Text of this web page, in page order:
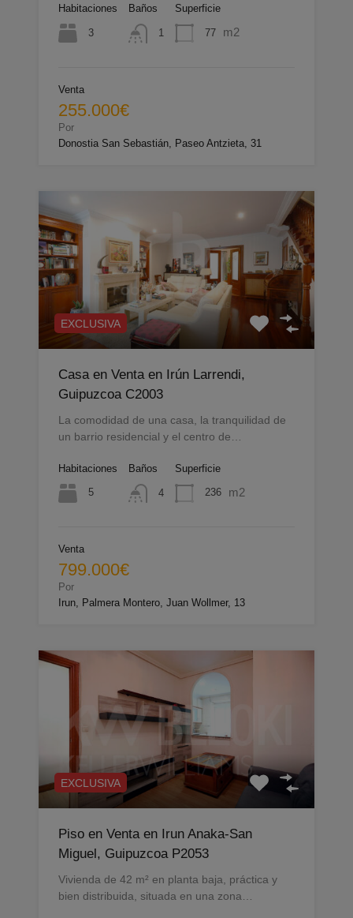
Habitaciones
3
Baños
1
Superficie
77 m2
Venta
255.000€
Por
Donostia San Sebastián, Paseo Antzieta, 31
EXCLUSIVA
Casa en Venta en Irún Larrendi,
Guipuzcoa C2003
La comodidad de una casa, la tranquilidad de
un barrio residencial y el centro de…
Habitaciones
5
Baños
4
Superficie
236 m2
Venta
799.000€
Por
Irun, Palmera Montero, Juan Wollmer, 13
EXCLUSIVA
Piso en Venta en Irun Anaka-San
Miguel, Guipuzcoa P2053
Vivienda de 42 m² en planta baja, práctica y
bien distribuida, situada en una zona…